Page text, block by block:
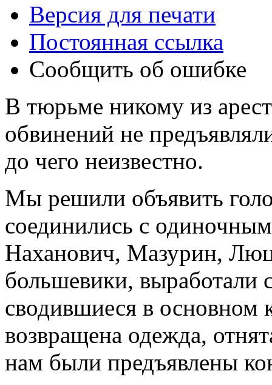
Версия для печати
Постоянная ссылка
Сообщить об ошибке
В тюрьме никому из
обвинений не
до чего неизвестно.
Мы решили объявить
соединились с
Наханович, Мазурин,
большевики, выработали
сводившиеся в основном
возвращена одежда,
нам были предъявлены